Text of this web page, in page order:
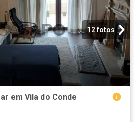
12 fotos
em Vila do Conde